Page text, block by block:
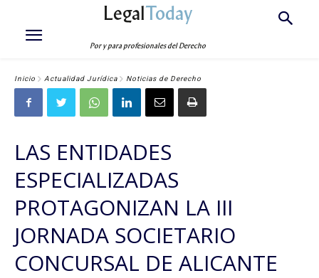
LegalToday
Por y para profesionales del Derecho
Inicio Actualidad Jurídica Noticias de Derecho
LAS ENTIDADES
ESPECIALIZADAS
PROTAGONIZAN LA III
JORNADA SOCIETARIO
CONCURSAL DE ALICANTE